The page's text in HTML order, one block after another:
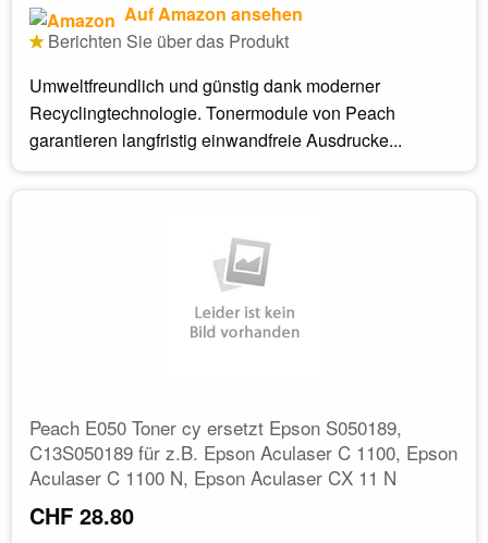
Auf Amazon ansehen
Berichten Sie über das Produkt
Umweltfreundlich und günstig dank moderner
Recyclingtechnologie. Tonermodule von Peach
garantieren langfristig einwandfreie Ausdrucke...
Peach E050 Toner cy ersetzt Epson S050189,
C13S050189 für z.B. Epson Aculaser C 1100, Epson
Aculaser C 1100 N, Epson Aculaser CX 11 N
CHF 28.80